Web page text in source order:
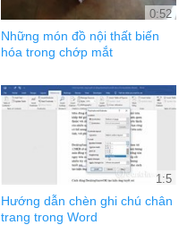
0:52
Những món đồ nội thất biến
hóa trong chớp mắt
1:5
Hướng dẫn chèn ghi chú chân
trang trong Word